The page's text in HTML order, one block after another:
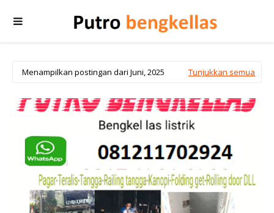
Menampilkan postingan dari Juni, 2025 Tunjukkan semua